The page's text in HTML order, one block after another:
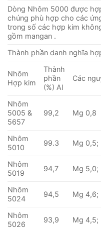
Dòng Nhôm 5000 được
chúng phù hợp cho các
trong số các hợp kim
gồm mangan .
Thành phần danh nghĩa
Nhôm
Hợp kim
Thành
phần
(%) Al
Các
Nhôm
5005 &
5657
99,2 Mg 0,8
Nhôm
5010
99.3 Mg 0,5;
Nhôm
5019
94,7 Mg 5,0;
Nhôm
5024
94,5 Mg 4,6;
Nhôm
5026
93,9 Mg 4,5;